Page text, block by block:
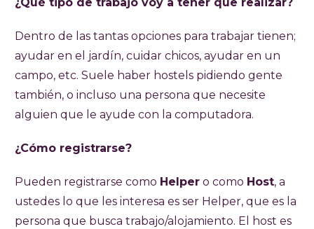
Dentro de las tantas opciones para trabajar tienen;
ayudar en el jardín, cuidar chicos, ayudar en un
campo, etc. Suele haber hostels pidiendo gente
también, o incluso una persona que necesite
alguien que le ayude con la computadora.
¿Cómo registrarse?
Pueden registrarse como Helper o como Host, a
ustedes lo que les interesa es ser Helper, que es la
persona que busca trabajo/alojamiento. El host es